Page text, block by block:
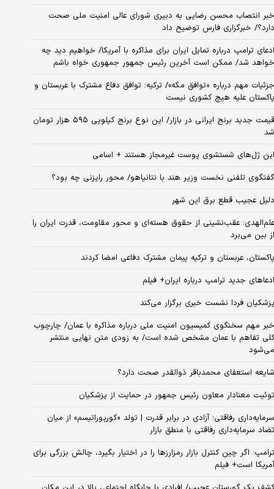
خبر انتصاب محسن رضایی به دبیری شورای عالی امنیت ملی صحت
دارد؟/ خبرگزاری فارس توضیح داد
ادعای ترامپ درباره تمایل ایران برای مذاکره با آمریکا/ خواهیم دید چه
خواهد شد/ ممکن است آخرین رئیس‌ جمهور جمهوری خواه باشم
جزئیات مهم درباره «توافق مکه»/ ترکیه‌: توافق دفاع مشترک با عربستان و
پاکستان علیه هیچ کشوری نیست
قیمت جدید برنج ایرانی در بازار/ این نوع برنج کیلویی ۵۹۵ هزار تومان
شد
این ژل‌های شستشوی پوست غیرمجاز هستند + اسامی
گفتگوی تلفنی نخست وزیر هند با نتانیاهو/ محور رایزنی چه بود؟
دلیل عجیب قطع برق این شهر
علم‌الهدی: عقب‌نشینی از حقوق هسته‌ای و محور مقاومت، قدرت ایران را
از بین می‌برد
پاکستان، عربستان و ترکیه پیمان مشترک دفاعی امضا کردند
ادعاهای جدید ترامپ درباره ایران+ فیلم
پزشکیان فردا نشست خبری برگزار می‌کند
خبر مهم سخنگوی کمیسیون امنیت ملی درباره مذاکره با عمان/ چارچوب
کلی تفاهم با عمان مشخص شده است/ به زودی متن نهایی منتشر
می‌شود
شایعه استعفای محمدباقر ذوالقدر صحت دارد؟
توئیت معنادار معاون رئیس جمهور در حمایت از پزشکیان
سرمایه‌داری رفاقتی؛ آزادی در برابر قدرت | تولد «کورپوراتیسم» از میان
تضاد سرمایه‌داری رفاقتی با منطق بازار
ترامپ: اگر چین کنترل بازار رمزارزها را در اختیار بگیرد، چالش بزرگی برای
آمریکا است+ فیلم